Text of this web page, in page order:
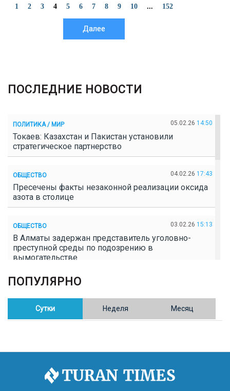
1 2 3 4 5 6 7 8 9 10 ... 152
Далее
ПОСЛЕДНИЕ НОВОСТИ
ПОЛИТИКА / МИР 05.02.26 14:50
Токаев: Казахстан и Пакистан установили
стратегическое партнерство
ОБЩЕСТВО 04.02.26 17:43
Пресечены факты незаконной реализации оксида
азота в столице
ОБЩЕСТВО 03.02.26 15:13
В Алматы задержан представитель уголовно-
преступной среды по подозрению в
вымогательстве
ОБЩЕСТВО
Полицейские пресекли незаконное выращивание
конопли в Таразе
Казахстан возглавил Договор о зоне, свободной от
ПОПУЛЯРНО
Сутки Неделя Месяц